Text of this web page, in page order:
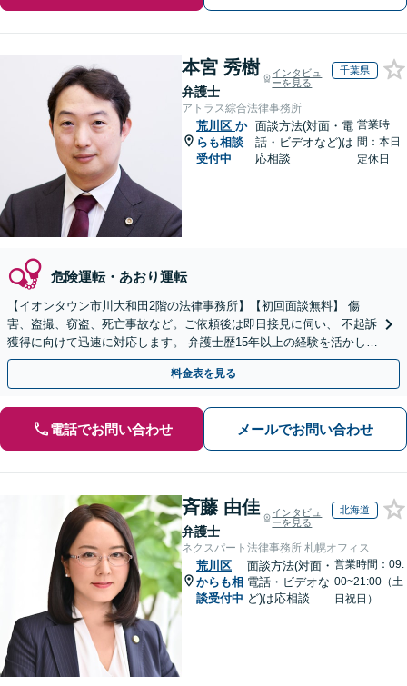
本宮 秀樹
弁護士
インタビュ
ーを見る
千葉県
アトラス綜合法律事務所
荒川区 か
らも相談
受付中
面談方法(対面・電
話・ビデオなど)は
応相談
営業時
間：本日
定休日
危険運転・あおり運転
【イオンタウン市川大和田2階の法律事務所】【初回面談無料】 傷
害、盗撮、窃盗、死亡事故など。ご依頼後は即日接見に伺い、 不起訴
獲得に向けて迅速に対応します。 弁護士歴15年以上の経験を活かし、
最善の結果を模索します。【電話相談可】
料金表を見る
電話でお問い合わせ メールでお問い合わせ
斉藤 由佳
弁護士
インタビュ
ーを見る
北海道
ネクスパート法律事務所 札幌オフィス
荒川区
からも相
談受付中
面談方法(対面・
電話・ビデオな
ど)は応相談
営業時間：09:
00~21:00（土
日祝日）